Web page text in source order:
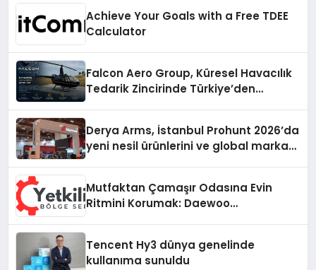
Achieve Your Goals with a Free TDEE
Calculator
Falcon Aero Group, Küresel Havacılık
Tedarik Zincirinde Türkiye’den
Derya Arms, İstanbul Prohunt 2026’da
yeni nesil ürünlerini ve global marka
Mutfaktan Çamaşır Odasına Evin
Ritmini Korumak: Daewoo
Tencent Hy3 dünya genelinde
kullanıma sunuldu